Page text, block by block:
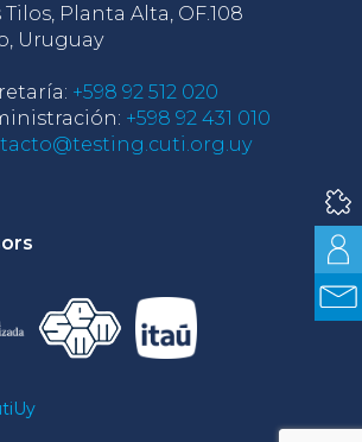
Planta Alta, OF.108
Uruguay
+598 92 512 020
+598 92 431 010